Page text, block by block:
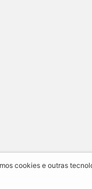
cookies e outras